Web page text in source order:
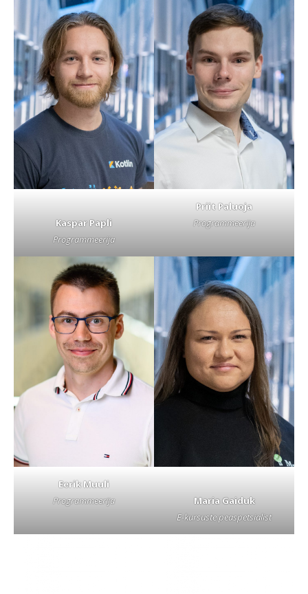
Kaspar Papli
Programmeerija
Priit Paluoja
Programmeerija
Eerik Muuli
Programmeerija
Maria Gaiduk
E-kursuste peaspetsialist